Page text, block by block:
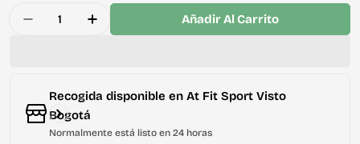
Cantidad
Disminuir La Cantidad De Leggins Deportivo
Aumentar La Cantidad De Leggins
Añadir Al Carrito
Recogida disponible en At Fit Sport Visto
Bogotá
Normalmente está listo en 24 horas